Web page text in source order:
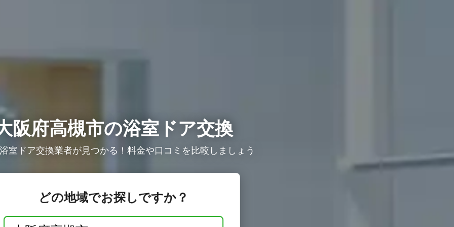
阪府高槻市の浴室ドア交換
室ドア交換業者が見つかる！料金や口コミを比較しましょう
どの地域でお探しですか？